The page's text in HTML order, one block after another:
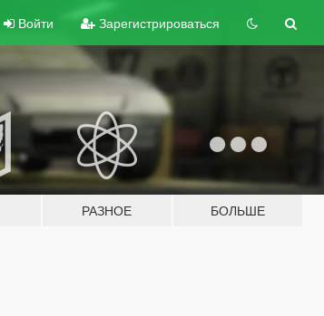
Войти Зарегистрироваться
РАЗНОЕ БОЛЬШЕ